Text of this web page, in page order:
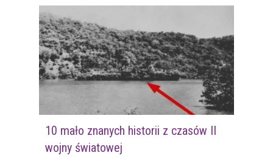
10 mało znanych historii z czasów II
wojny światowej